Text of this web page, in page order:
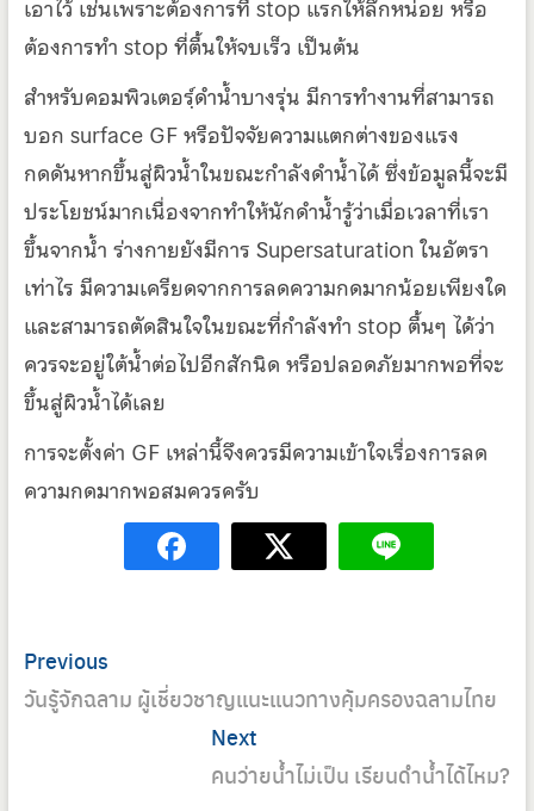
เอาไว้ เช่นเพราะต้องการทื่ stop แรกให้ลึกหน่อย หรือ
ต้องการทำ stop ที่ตื้นให้จบเร็ว เป็นต้น
สำหรับคอมพิวเตอรฺ์ดำน้ำบางรุ่น มีการทำงานที่สามารถ
บอก surface GF หรือปัจจัยความแตกต่างของแรง
กดดันหากขึ้นสู่ผิวน้ำในขณะกำลังดำน้ำได้ ซึ่งข้อมูลนี้จะมี
ประโยชน์มากเนื่องจากทำให้นักดำน้ำรู้ว่าเมื่อเวลาที่เรา
ขึ้นจากน้ำ ร่างกายยังมีการ Supersaturation ในอัตรา
เท่าไร มีความเครียดจากการลดความกดมากน้อยเพียงใด
และสามารถตัดสินใจในขณะที่กำลังทำ stop ตื้นๆ ได้ว่า
ควรจะอยู่ใต้น้ำต่อไปอีกสักนิด หรือปลอดภัยมากพอที่จะ
ขึ้นสู่ผิวน้ำได้เลย
การจะตั้งค่า GF เหล่านี้จึงควรมีความเข้าใจเรื่องการลด
ความกดมากพอสมควรครับ
Post
navigation
PreviousPrevious
post:
วันรู้จักฉลาม ผู้เชี่ยวชาญแนะแนวทางคุ้มครองฉลามไทย
Next
post:
คนว่ายน้ำไม่เป็น เรียนดำน้ำได้ไหม?